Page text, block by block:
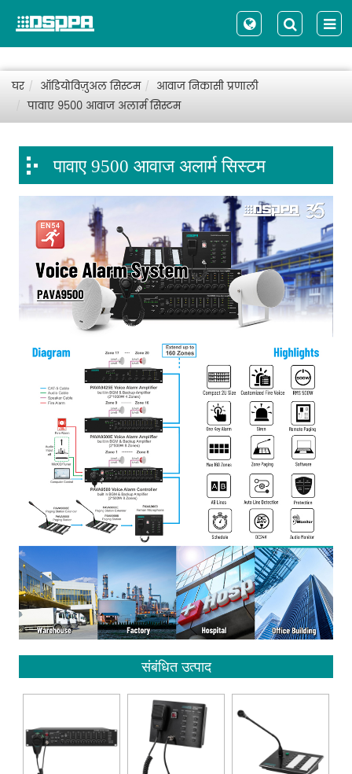
घर ऑडियोविज़ुअल सिस्टम
आवाज निकासी प्रणाली
पावाए 9500 आवाज अलार्म सिस्टम
पावाए 9500 आवाज अलार्म सिस्टम
संबंधित उत्पाद